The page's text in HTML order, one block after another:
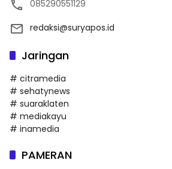
085290551129
redaksi@suryapos.id
Jaringan
# citramedia
# sehatynews
# suaraklaten
# mediakayu
# inamedia
PAMERAN